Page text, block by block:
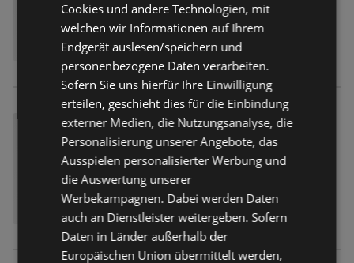
Cookies und andere Technologien, mit
welchen wir Informationen auf Ihrem
Endgerät auslesen/speichern und
personenbezogene Daten verarbeiten.
Sofern Sie uns hierfür Ihre Einwilligung
erteilen, geschieht dies für die Einbindung
externer Medien, die Nutzungsanalyse, die
Personalisierung unserer Angebote, das
Ausspielen personalisierter Werbung und
die Auswertung unserer
Werbekampagnen. Dabei werden Daten
auch an Dienstleister weitergeben. Sofern
Daten in Länder außerhalb der
Europäischen Union übermittelt werden,